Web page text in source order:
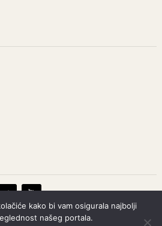
kako bi vam osigurala najbolji
našeg portala.